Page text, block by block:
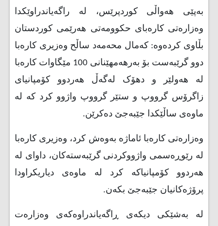
بەپێی هەواڵی کوردپرێس، له‌ راگه‌یاندراوێكدا
وه‌زاره‌تی كاره‌بای حكوومه‌تی هه‌رێمی كوردستان
بڵاوی كرده‌وه‌: كەمال محەمەد ساڵح وەزیری كارەبا
دوو گرێبەست بۆ بەرهەمهێنانی 100 مێگاوات کارەبا
لە هەولێر و دهۆک لەگەڵ هەردوو کۆمپانیای
زاگرۆس گرووپ و ستێر گرووپ واژوو كرد کە لە
ماوەی ساڵێکدا جێبەجێ دەکرێن.
وه‌زاره‌تی كاره‌با ئاماژه‌ به‌وه‌ش كرد، وەزیری کارەبا
لە رێوڕەسمی واژووکردنی گرێبەستەکان، داوای لە
هەردوو کۆمپانیاکە کرد لە ماوەی دیاریکراودا
پرۆژەکانیان جێبەجێ بکەن.
له‌ به‌شێكی دیكه‌ی ڕاگه‌یاندراوه‌كه‌ی وه‌زاره‌ت